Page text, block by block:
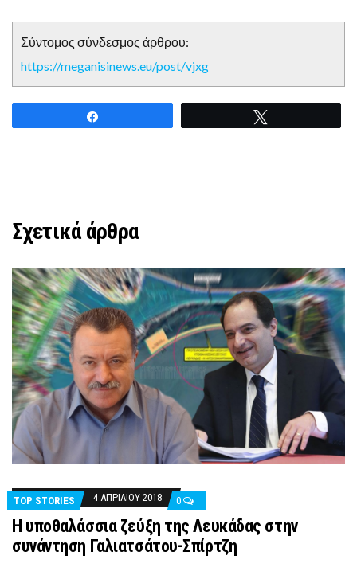
Σύντομος σύνδεσμος άρθρου:
https://meganisinews.eu/post/vjxg
Σχετικά άρθρα
TOP STORIES 4 ΑΠΡΙΛΊΟΥ 2018 0
Η υποθαλάσσια ζεύξη της Λευκάδας στην
συνάντηση Γαλιατσάτου-Σπίρτζη